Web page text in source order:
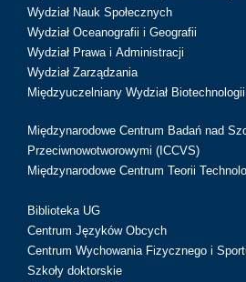
Wydział Nauk Społecznych
Wydział Oceanografii i Geografii
Wydział Prawa i Administracji
Wydział Zarządzania
Międzyuczelniany Wydział Biotechnologii
Międzynarodowe Centrum Badań nad
Przeciwnowotworowymi (ICCVS)
Międzynarodowe Centrum Teorii
Biblioteka UG
Centrum Języków Obcych
Centrum Wychowania Fizycznego i
Szkoły doktorskie